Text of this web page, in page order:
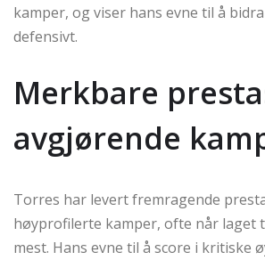
kamper, og viser hans evne til å
defensivt.
Merkbare
avgjørende
Torres har levert fremragende
høyprofilerte kamper, ofte når laget
mest. Hans evne til å score i kritiske